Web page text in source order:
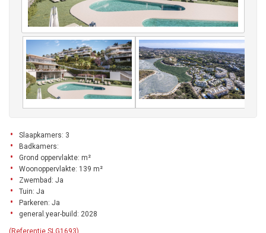
Slaapkamers: 3
Badkamers:
Grond oppervlakte: m²
Woonoppervlakte: 139 m²
Zwembad: Ja
Tuin: Ja
Parkeren: Ja
general.year-build: 2028
(Referentie SLG1693)